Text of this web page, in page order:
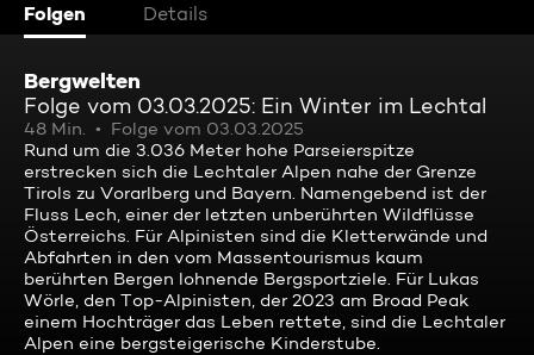
Folgen Details
Bergwelten
Folge vom 03.03.2025: Ein Winter im Lechtal
48 Min.
Folge vom 03.03.2025
Rund um die 3.036 Meter hohe Parseierspitze
erstrecken sich die Lechtaler Alpen nahe der Grenze
Tirols zu Vorarlberg und Bayern. Namengebend ist der
Fluss Lech, einer der letzten unberührten Wildflüsse
Österreichs. Für Alpinisten sind die Kletterwände und
Abfahrten in den vom Massentourismus kaum
berührten Bergen lohnende Bergsportziele. Für Lukas
Wörle, den Top-Alpinisten, der 2023 am Broad Peak
einem Hochträger das Leben rettete, sind die Lechtaler
Alpen eine bergsteigerische Kinderstube.